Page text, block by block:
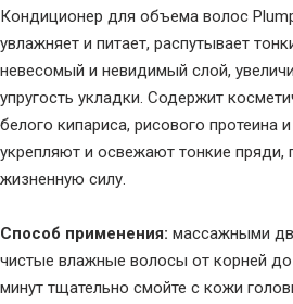
Кондиционер для объема волос
увлажняет и питает, распутывает
невесомый и невидимый слой,
упругость укладки. Содержит
белого кипариса, рисового протеина
укрепляют и освежают тонкие пряди,
жизненную силу.
Способ применения: массажными
чистые влажные волосы от корней
минут тщательно смойте с кожи